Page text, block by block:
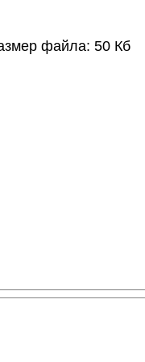
файла: 50 Кб